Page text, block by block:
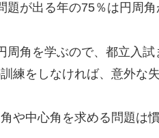
が出る年の75％は円周角
角を学ぶので、都立入試
練をしなければ、意外な
や中心角を求める問題は